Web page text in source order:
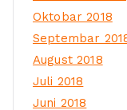
Oktobar 2018
Septembar
August 2018
Juli 2018
Juni 2018